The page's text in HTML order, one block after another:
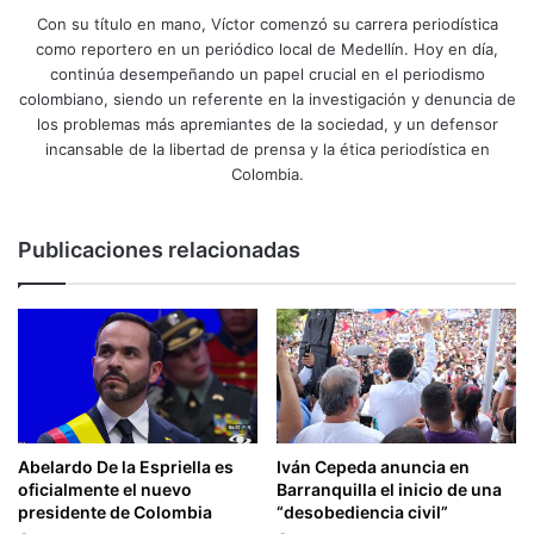
Con su título en mano, Víctor comenzó su carrera periodística
como reportero en un periódico local de Medellín. Hoy en día,
continúa desempeñando un papel crucial en el periodismo
colombiano, siendo un referente en la investigación y denuncia de
los problemas más apremiantes de la sociedad, y un defensor
incansable de la libertad de prensa y la ética periodística en
Colombia.
Publicaciones relacionadas
Abelardo De la Espriella es
oficialmente el nuevo
presidente de Colombia
Iván Cepeda anuncia en
Barranquilla el inicio de una
“desobediencia civil”